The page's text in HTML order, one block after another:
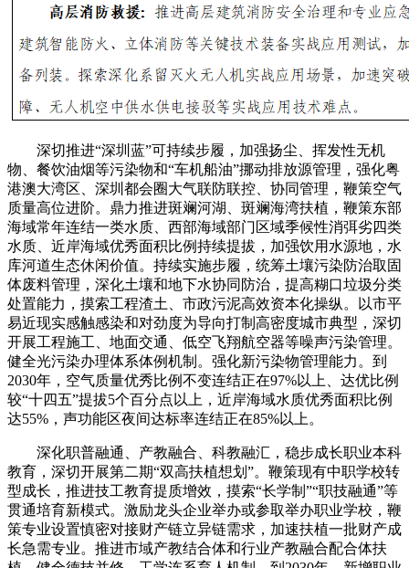
深切推进“深圳蓝”可持续步履，加强扬尘、挥发性无机
物、餐饮油烟等污染物和“车机船油”挪动排放源管理，强化粤
港澳大湾区、深圳都会圈大气联防联控、协同管理，鞭策空气
质量高位进阶。鼎力推进斑斓河湖、斑斓海湾扶植，鞭策东部
海域常年连结一类水质、西部海域部门区域季候性消弭劣四类
水质、近岸海域优秀面积比例持续提拔，加强饮用水源地，水
库河道生态休闲价值。持续实施步履，统筹土壤污染防治取固
体废料管理，深化土壤和地下水协同防治，提高糊口垃圾分类
处置能力，摸索工程渣土、市政污泥高效资本化操纵。以市平
易近现实感触感染和对劲度为导向打制高密度城市典型，深切
开展工程施工、地面交通、低空飞翔航空器等噪声污染管理。
健全光污染办理体系体例机制。强化新污染物管理能力。到
2030年，空气质量优秀比例不变连结正在97%以上、达优比例
较“十四五”提拔5个百分点以上，近岸海域水质优秀面积比例
达55%，声功能区夜间达标率连结正在85%以上。
深化职普融通、产教融合、科教融汇，稳步成长职业本科
教育，深切开展第二期“双高扶植想划”。鞭策现有中职学校转
型成长，推进技工教育提质增效，摸索“长学制”“职技融通”等
贯通培育新模式。激励龙头企业举办或参取举办职业学校，鞭
策专业设置慎密对接财产链立异链需求，加速扶植一批财产成
长急需专业。推进市域产教结合体和行业产教融合配合体扶